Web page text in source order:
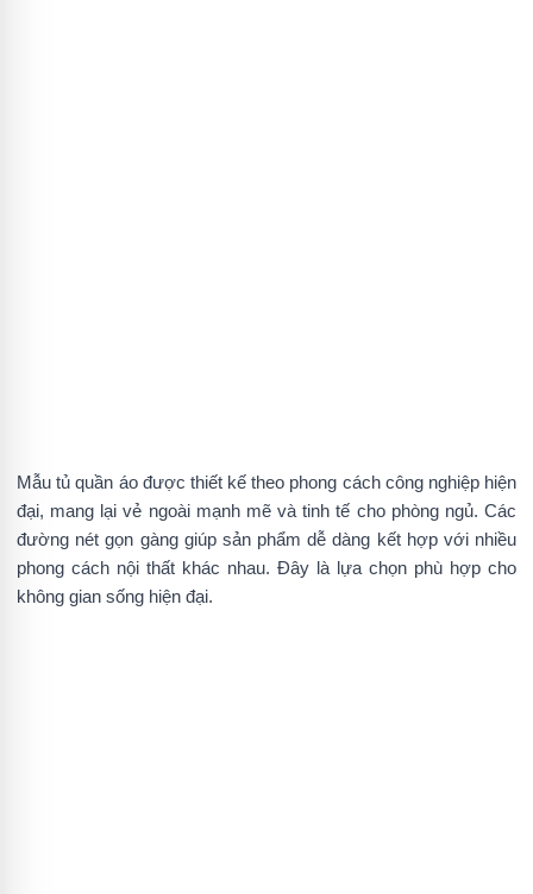
Mẫu tủ quần áo được thiết kế theo phong cách công nghiệp hiện
đại, mang lại vẻ ngoài mạnh mẽ và tinh tế cho phòng ngủ. Các
đường nét gọn gàng giúp sản phẩm dễ dàng kết hợp với nhiều
phong cách nội thất khác nhau. Đây là lựa chọn phù hợp cho
không gian sống hiện đại.